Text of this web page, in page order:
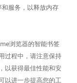
服务，以释放内存
浏览器的智能书签
过程中，请注意保持
以获得最佳性能和安
以进一步提高您的工